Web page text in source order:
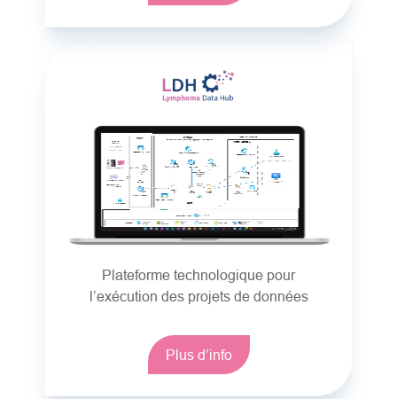
Plateforme technologique pour
l’exécution des projets de données
Plus d’info